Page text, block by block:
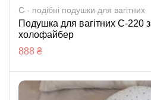
C - подібні подушки для вагітних
Подушка для вагітних С-220
холофайбер
888 ₴